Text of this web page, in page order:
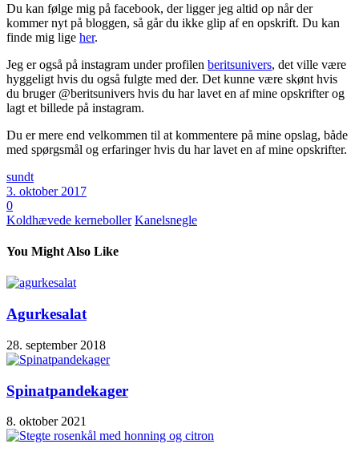
Du kan følge mig på facebook, der ligger jeg altid op når der
kommer nyt på bloggen, så går du ikke glip af en opskrift. Du kan
finde mig lige her.
Jeg er også på instagram under profilen beritsunivers, det ville være
hyggeligt hvis du også fulgte med der. Det kunne være skønt hvis
du bruger @beritsunivers hvis du har lavet en af mine opskrifter og
lagt et billede på instagram.
Du er mere end velkommen til at kommentere på mine opslag, både
med spørgsmål og erfaringer hvis du har lavet en af mine opskrifter.
sundt
3. oktober 2017
0
Koldhævede kerneboller Kanelsnegle
You Might Also Like
Agurkesalat
28. september 2018
Spinatpandekager
8. oktober 2021